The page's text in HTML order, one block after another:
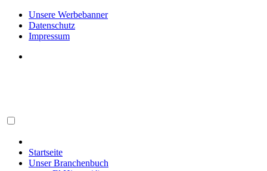
Unsere Werbebanner
Datenschutz
Impressum
Startseite
Unser Branchenbuch